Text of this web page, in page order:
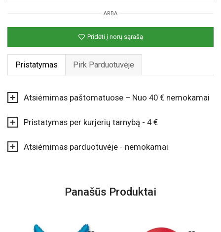
balionas
„Žvaigždė“
ARBA
Pridėti į norų sąrašą
Pristatymas Pirk Parduotuvėje
Atsiėmimas paštomatuose – Nuo 40 € nemokamai
Pristatymas per kurjerių tarnybą - 4 €
Atsiėmimas parduotuvėje - nemokamai
Panašūs Produktai